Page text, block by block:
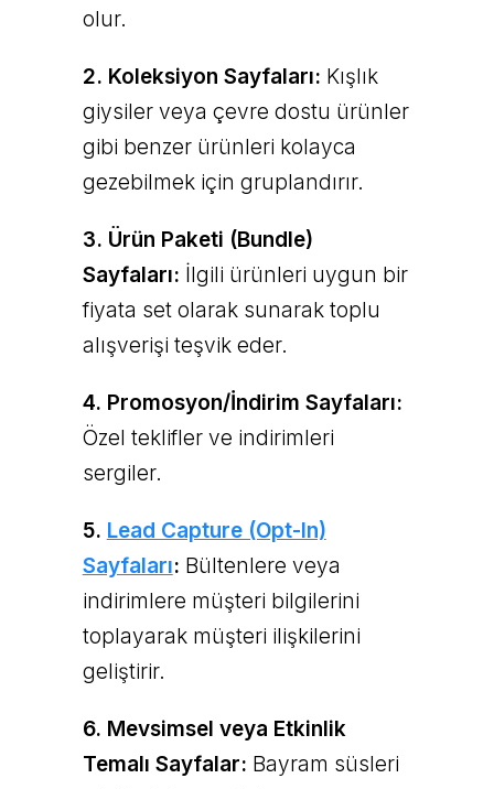
olur.
2. Koleksiyon Sayfaları: Kışlık
giysiler veya çevre dostu ürünler
gibi benzer ürünleri kolayca
gezebilmek için gruplandırır.
3. Ürün Paketi (Bundle)
Sayfaları: İlgili ürünleri uygun bir
fiyata set olarak sunarak toplu
alışverişi teşvik eder.
4. Promosyon/İndirim Sayfaları:
Özel teklifler ve indirimleri
sergiler.
5. Lead Capture (Opt-In)
Sayfaları: Bültenlere veya
indirimlere müşteri bilgilerini
toplayarak müşteri ilişkilerini
geliştirir.
6. Mevsimsel veya Etkinlik
Temalı Sayfalar: Bayram süsleri